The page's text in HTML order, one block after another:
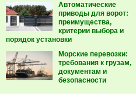
Автоматические
приводы для ворот:
преимущества,
критерии выбора и
порядок установки
Морские перевозки:
требования к грузам,
документам и
безопасности